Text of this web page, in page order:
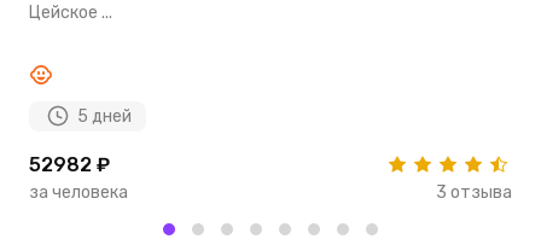
Цейское ...
5 дней
52982 ₽
за человека 3 отзыва